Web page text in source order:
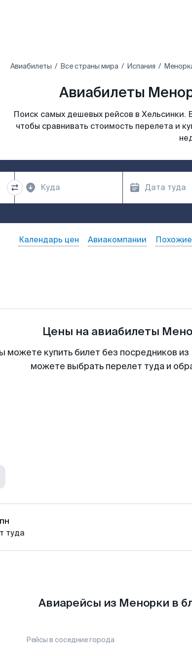
Авиабилеты Все страны мира Испания
Авиабилеты
Поиск самых дешевых рейсов в Хельсинки.
чтобы сравнивать стоимость перелета и
Календарь цен Авиакомпании
Цены на авиабилеты
можете купить билет без посредников
можете выбрать перелет туда и
туда
Авиарейсы из Менорки в
Рейсы в соседние города